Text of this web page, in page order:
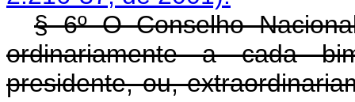
§ 6º O Conselho
ordinariamente a cada
presidente, ou,